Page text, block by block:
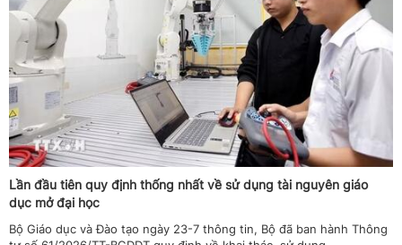
Lần đầu tiên quy định thống nhất về sử dụng tài nguyên giáo
dục mở đại học
Bộ Giáo dục và Đào tạo ngày 23-7 thông tin, Bộ đã ban hành Thông